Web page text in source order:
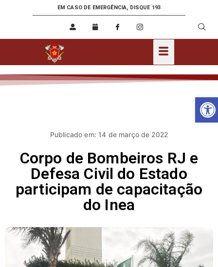
EM CASO DE EMERGÊNCIA, DISQUE 193
Publicado em: 14 de março de 2022
Corpo de Bombeiros RJ e
Defesa Civil do Estado
participam de capacitação
do Inea